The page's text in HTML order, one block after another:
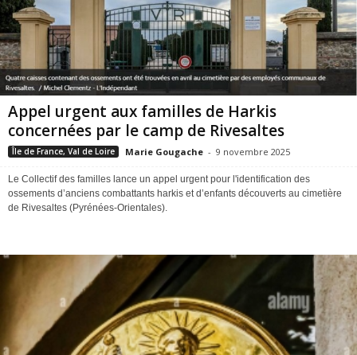
Appel urgent aux familles de Harkis
concernées par le camp de Rivesaltes
Île de France, Val de Loire Marie Gougache - 9 novembre 2025
Le Collectif des familles lance un appel urgent pour l'identification des
ossements d’anciens combattants harkis et d’enfants découverts au cimetière
de Rivesaltes (Pyrénées-Orientales).